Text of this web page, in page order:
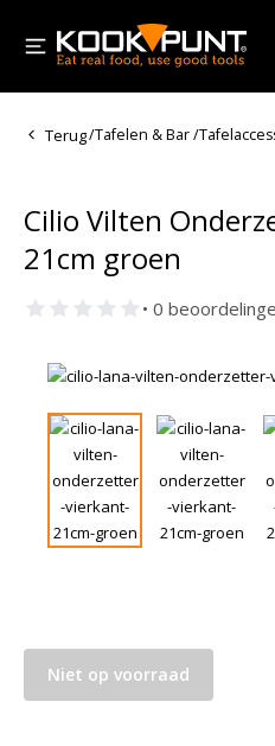
Terug/Tafelen & Bar/
Cilio Vilten
21cm groen
• 0
Niet op voorraad